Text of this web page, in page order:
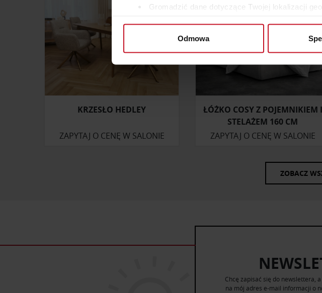
Gromadzić dane dotyczące Twojej lokalizacji
Dowiedz się więcej odnośnie tego, jak Twoje osobiste
Wykorzystujemy pliki cookie do spersonalizowania
reklamowym i analitycznym. Partnerzy mogą połączyć
uzyskanymi podczas korzystania z ich usług.
Odmowa
KRZESŁO HEDLEY
ZAPYTAJ O CENĘ W SALONIE
ŁÓŻKO COSY Z POJEMNIKIEM I
STELAŻEM 160 CM
ZAPYTAJ O CENĘ W SALONIE
ZOBACZ
Chcę zapisać się do newslettera,
na mój adres e-mail informacji o